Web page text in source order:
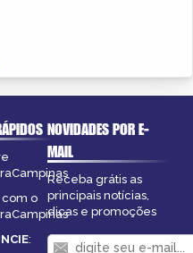
com o
:
NOVIDADES POR E-
MAIL
Receba grátis as
principais notícias,
dicas e promoções